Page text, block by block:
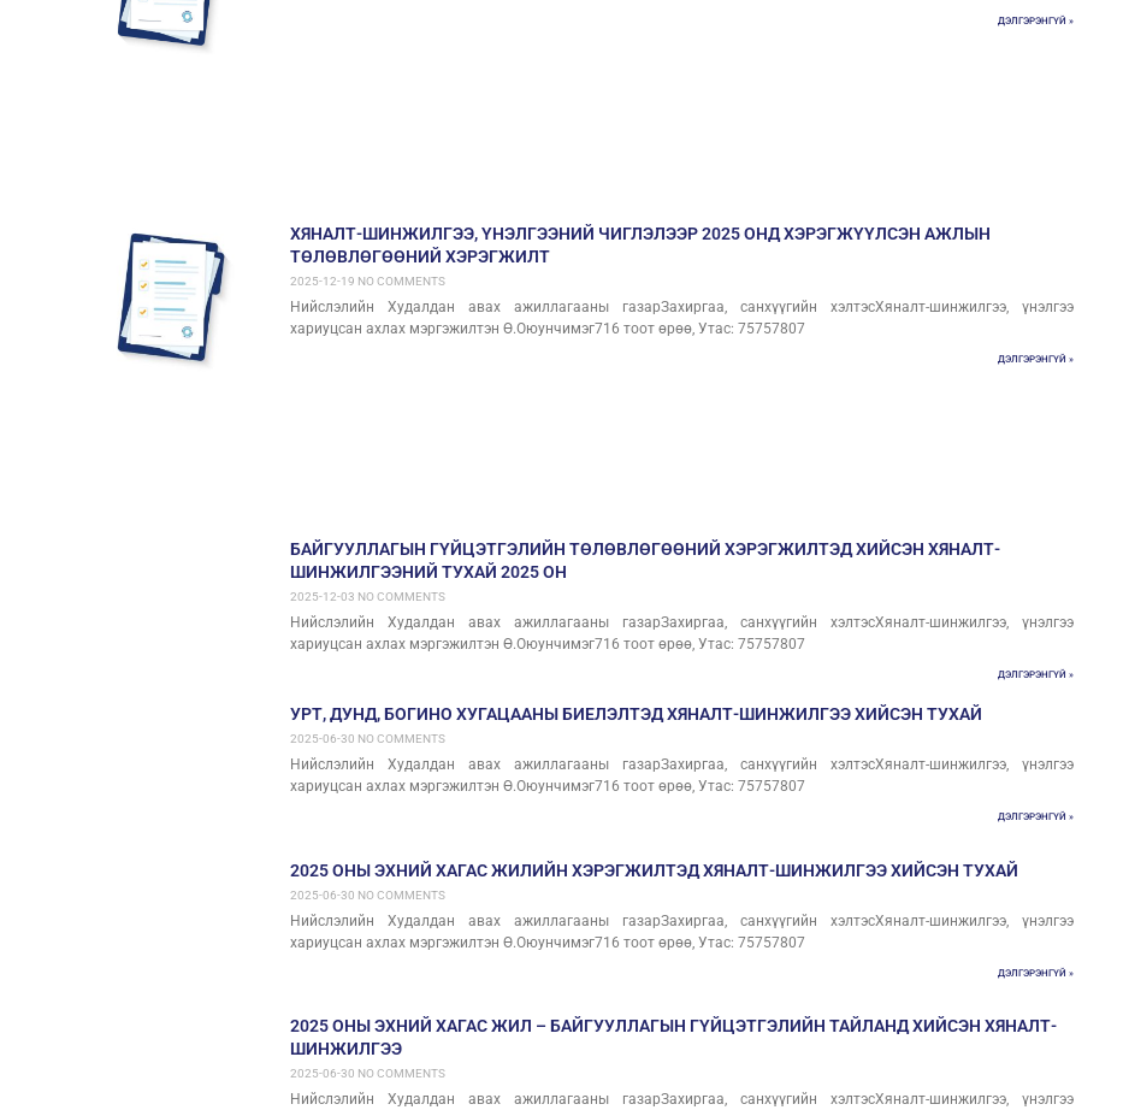
ДЭЛГЭРЭНГҮЙ »
ХЯНАЛТ-ШИНЖИЛГЭЭ, ҮНЭЛГЭЭНИЙ ЧИГЛЭЛЭЭР 2025 ОНД ХЭРЭГЖҮҮЛСЭН АЖЛЫН
ТӨЛӨВЛӨГӨӨНИЙ ХЭРЭГЖИЛТ
2025-12-19 NO COMMENTS
Нийслэлийн Худалдан авах ажиллагааны газарЗахиргаа, санхүүгийн хэлтэсХяналт-шинжилгээ, үнэлгээ
хариуцсан ахлах мэргэжилтэн Ө.Оюунчимэг716 тоот өрөө, Утас: 75757807
ДЭЛГЭРЭНГҮЙ »
БАЙГУУЛЛАГЫН ГҮЙЦЭТГЭЛИЙН ТӨЛӨВЛӨГӨӨНИЙ ХЭРЭГЖИЛТЭД ХИЙСЭН ХЯНАЛТ-
ШИНЖИЛГЭЭНИЙ ТУХАЙ 2025 ОН
2025-12-03 NO COMMENTS
Нийслэлийн Худалдан авах ажиллагааны газарЗахиргаа, санхүүгийн хэлтэсХяналт-шинжилгээ, үнэлгээ
хариуцсан ахлах мэргэжилтэн Ө.Оюунчимэг716 тоот өрөө, Утас: 75757807
ДЭЛГЭРЭНГҮЙ »
УРТ, ДУНД, БОГИНО ХУГАЦААНЫ БИЕЛЭЛТЭД ХЯНАЛТ-ШИНЖИЛГЭЭ ХИЙСЭН ТУХАЙ
2025-06-30 NO COMMENTS
Нийслэлийн Худалдан авах ажиллагааны газарЗахиргаа, санхүүгийн хэлтэсХяналт-шинжилгээ, үнэлгээ
хариуцсан ахлах мэргэжилтэн Ө.Оюунчимэг716 тоот өрөө, Утас: 75757807
ДЭЛГЭРЭНГҮЙ »
2025 ОНЫ ЭХНИЙ ХАГАС ЖИЛИЙН ХЭРЭГЖИЛТЭД ХЯНАЛТ-ШИНЖИЛГЭЭ ХИЙСЭН ТУХАЙ
2025-06-30 NO COMMENTS
Нийслэлийн Худалдан авах ажиллагааны газарЗахиргаа, санхүүгийн хэлтэсХяналт-шинжилгээ, үнэлгээ
хариуцсан ахлах мэргэжилтэн Ө.Оюунчимэг716 тоот өрөө, Утас: 75757807
ДЭЛГЭРЭНГҮЙ »
2025 ОНЫ ЭХНИЙ ХАГАС ЖИЛ – БАЙГУУЛЛАГЫН ГҮЙЦЭТГЭЛИЙН ТАЙЛАНД ХИЙСЭН ХЯНАЛТ-
ШИНЖИЛГЭЭ
2025-06-30 NO COMMENTS
Нийслэлийн Худалдан авах ажиллагааны газарЗахиргаа, санхүүгийн хэлтэсХяналт-шинжилгээ, үнэлгээ